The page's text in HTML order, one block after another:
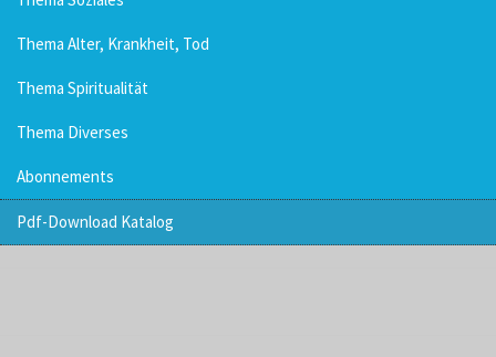
Thema Alter, Krankheit, Tod
Thema Spiritualität
Thema Diverses
Abonnements
Pdf-Download Katalog